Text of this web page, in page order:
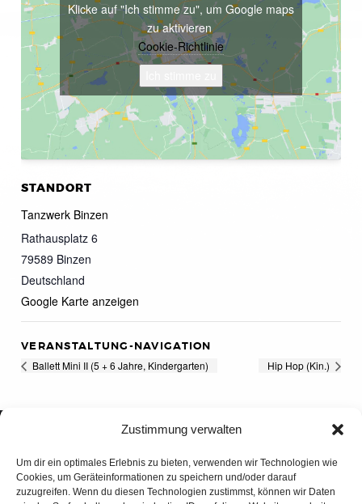
Zustimmung verwalten
Um dir ein optimales Erlebnis zu bieten, verwenden wir Technologien wie
Cookies, um Geräteinformationen zu speichern und/oder darauf
zuzugreifen. Wenn du diesen Technologien zustimmst, können wir Daten
STANDORT
Tanzwerk Binzen
Rathausplatz 6
79589 Binzen
Deutschland
Google Karte anzeigen
Klicke auf "Ich stimme zu", um Google maps
zu aktivieren
Cookie-Richtlinie
VERANSTALTUNG-NAVIGATION
Ballett Mini II (5 + 6 Jahre, Kindergarten) Hip Hop (Kin.)